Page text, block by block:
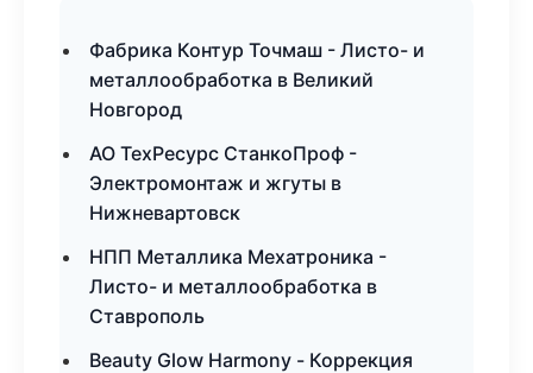
Фабрика Контур Точмаш - Листо- и
металлообработка в Великий
Новгород
АО ТехРесурс СтанкоПроф -
Электромонтаж и жгуты в
Нижневартовск
НПП Металлика Мехатроника -
Листо- и металлообработка в
Ставрополь
Beauty Glow Harmony - Коррекция